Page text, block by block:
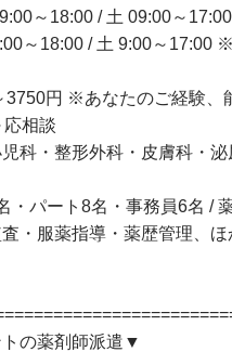
～18:00 / 土 09:00～17:00
～18:00 / 土 9:00～17:00
3750円 ※あなたのご経験
応相談
児科・整形外科・皮膚科・
・パート8名・事務員6名 /
・服薬指導・薬歴管理、
の薬剤師派遣▼